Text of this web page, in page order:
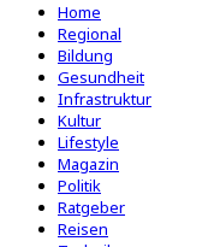
Home
Regional
Bildung
Gesundheit
Infrastruktur
Kultur
Lifestyle
Magazin
Politik
Ratgeber
Reisen